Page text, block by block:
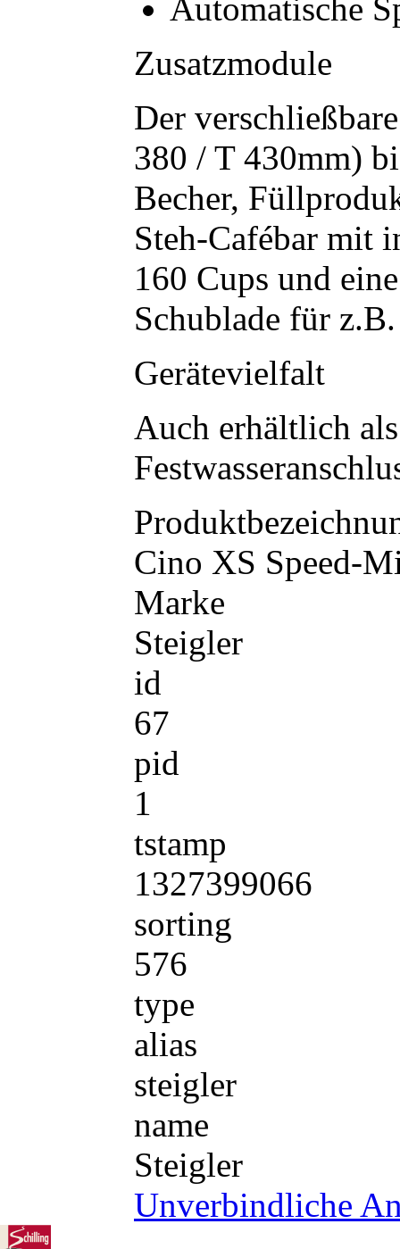
Automatische
Zusatzmodule
Der
380 / T 430mm)
Becher,
Steh-Cafébar mit
160 Cups und eine
Schublade für
Gerätevielfalt
Auch erhältlich
Cino XS Speed-
Marke
Steigler
id
67
pid
1
tstamp
1327399066
sorting
576
type
alias
steigler
name
Steigler
Unverbindliche